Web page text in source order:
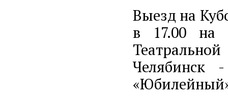
Выезд на
в 17.00 на
Челябинск